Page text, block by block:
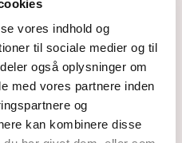
vores indhold og
til sociale medier og til
også oplysninger om
med vores partnere inden
og
kan kombinere disse